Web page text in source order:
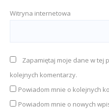
Witryna internetowa
Zapamiętaj moje dane w tej
kolejnych komentarzy.
Powiadom mnie o kolejnych
Powiadom mnie o nowych